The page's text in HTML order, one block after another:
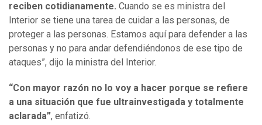
reciben cotidianamente. Cuando se es ministra del
Interior se tiene una tarea de cuidar a las personas, de
proteger a las personas. Estamos aquí para defender a las
personas y no para andar defendiéndonos de ese tipo de
ataques”, dijo la ministra del Interior.
“Con mayor razón no lo voy a hacer porque se refiere
a una situación que fue ultrainvestigada y totalmente
aclarada”, enfatizó.